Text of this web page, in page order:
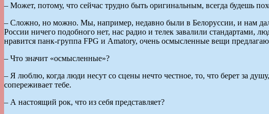
– Может, потому, что сейчас трудно быть оригинальным, всегда будешь
– Сложно, но можно. Мы, например, недавно были в Белоруссии, и нам
России ничего подобного нет, нас радио и телек завалили стандартами,
нравится панк-группа FPG и Amatory, очень осмысленные вещи
– Что значит «осмысленные»?
– Я люблю, когда люди несут со сцены нечто честное, то, что берет за
сопереживает тебе.
– А настоящий рок, что из себя представляет?